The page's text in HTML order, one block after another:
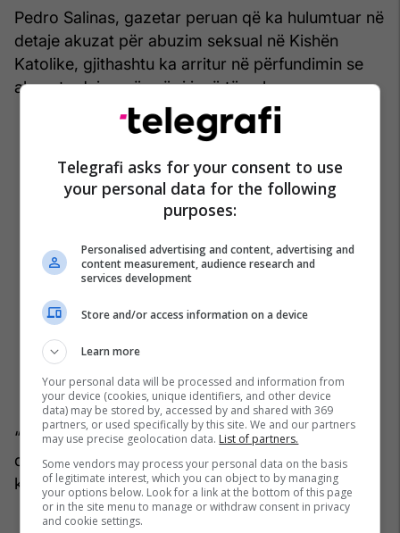
Pedro Salinas, gazetar peruan që ka hulumtuar në
detaje akuzat për abuzim seksual në Kishën
Katolike, gjithashtu ka arritur në përfundimin se
akuzat ndaj papës së ri janë të pabazuara.
“Nuk ekziston asnjë provë e dokumentuar dhe as
dëshmi e besueshme që ta lidhin Papa Leon me
këto raste,” ka deklaruar ai. /Telegrafi/
Telegrafi asks for your consent to use
your personal data for the following
purposes:
Personalised advertising and content, advertising and
content measurement, audience research and
services development
Store and/or access information on a device
Learn more
Your personal data will be processed and information from
your device (cookies, unique identifiers, and other device
data) may be stored by, accessed by and shared with 369
partners, or used specifically by this site. We and our partners
may use precise geolocation data. List of partners.
Some vendors may process your personal data on the basis
of legitimate interest, which you can object to by managing
your options below. Look for a link at the bottom of this page
or in the site menu to manage or withdraw consent in privacy
and cookie settings.